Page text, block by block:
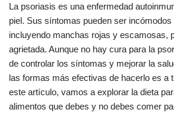
c
e
b
o
o
k
at
s
A
p
p
m
p
ar
tir
La psoriasis es una enfermedad
piel. Sus síntomas pueden ser
incluyendo manchas rojas y escamosas,
agrietada. Aunque no hay cura para la
de controlar los síntomas y mejorar la
las formas más efectivas de hacerlo es a
este artículo, vamos a explorar la dieta
alimentos que debes y no debes comer